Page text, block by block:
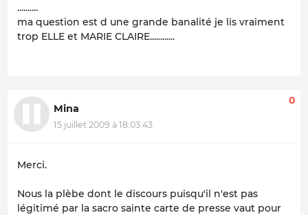
..........
ma question est d une grande banalité je lis vraiment
trop ELLE et MARIE CLAIRE............
Mina
15 juillet 2009 à 18:03:43
0
Merci.
Nous la plèbe dont le discours puisqu'il n'est pas
légitimé par la sacro sainte carte de presse vaut pour